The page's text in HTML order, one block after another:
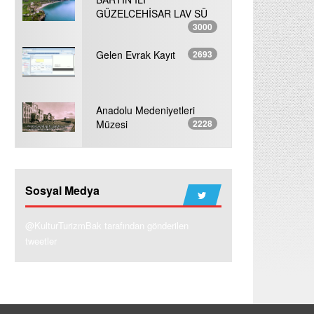
GÜZELCEHİSAR LAV SÜ
3000
Gelen Evrak Kayıt 2693
Anadolu Medeniyetleri
Müzesi
2228
Sosyal Medya
@KulturTurizmBak tarafından gönderilen
tweetler